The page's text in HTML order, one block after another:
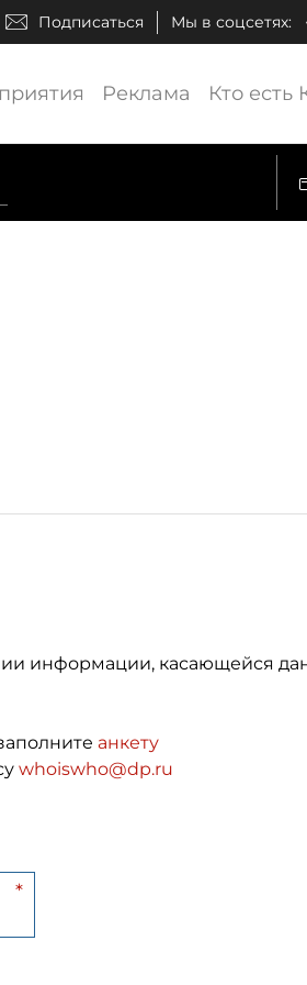
Подписаться Мы в соцсетях:
Реклама Кто есть
информации, касающейся
анкету
whoiswho@dp.ru